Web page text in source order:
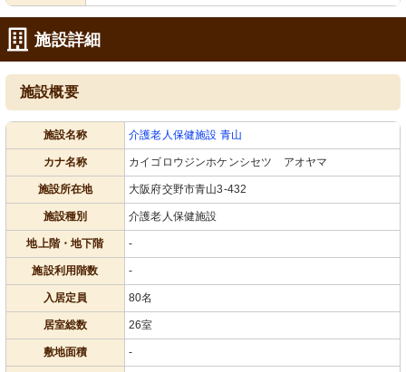
施設詳細
施設概要
施設名称 介護老人保健施設 青山
カナ名称 カイゴロウジンホケンシセツ アオヤマ
施設所在地 大阪府交野市青山3-432
施設種別 介護老人保健施設
地上階・地下階 -
施設利用階数 -
入居定員 80名
居室総数 26室
敷地面積 -